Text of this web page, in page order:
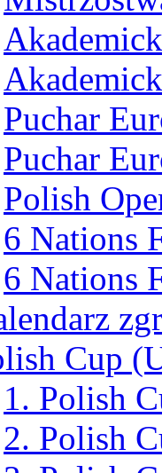
Puchar
Puchar
Polish
6 Nations
6 Nations
Cup
1. Polish
2. Polish